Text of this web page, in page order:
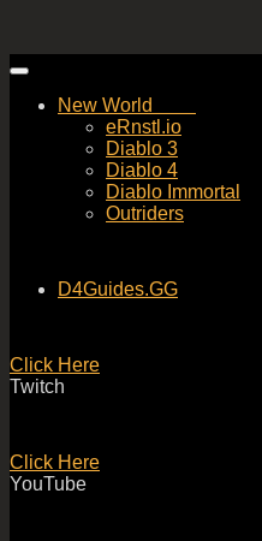
Skip
contentNew World
eRnstl.io
Diablo 3
Diablo 4
Diablo Immortal
Outriders
D4Guides.GG
Click Here
Twitch
Click Here
YouTube